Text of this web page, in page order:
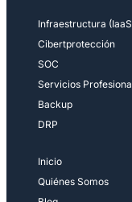
Infraestructura
Cibertprotección
SOC
Servicios
Backup
DRP
Inicio
Quiénes Somos